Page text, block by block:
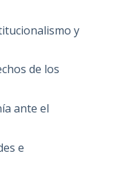
y
de los
ante el
e